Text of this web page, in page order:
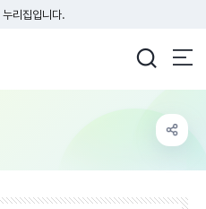
리집입니다.